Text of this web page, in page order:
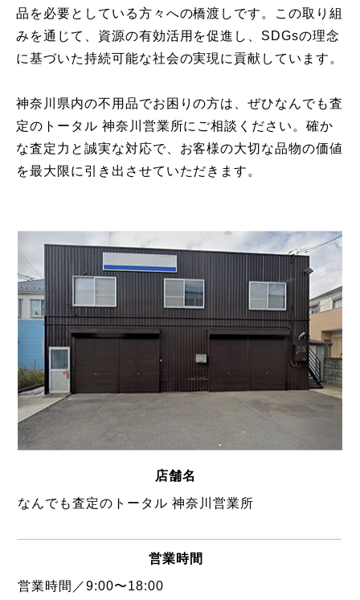
品を必要としている方々への橋渡しです。この取り組
みを通じて、資源の有効活用を促進し、SDGsの理念
に基づいた持続可能な社会の実現に貢献しています。
神奈川県内の不用品でお困りの方は、ぜひなんでも査
定のトータル 神奈川営業所にご相談ください。確か
な査定力と誠実な対応で、お客様の大切な品物の価値
を最大限に引き出させていただきます。
店舗名
なんでも査定のトータル 神奈川営業所
営業時間
営業時間／9:00〜18:00